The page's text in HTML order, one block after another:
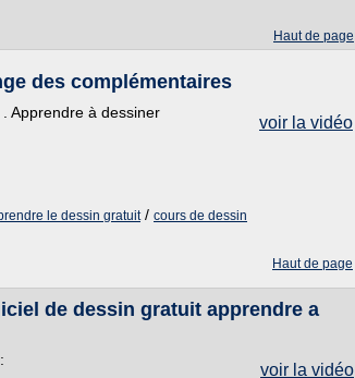
Haut de page
des complémentaires
voir la vidéo
Apprendre à dessiner
le dessin gratuit/ cours de dessin
Haut de page
de dessin gratuit apprendre a
voir la vidéo